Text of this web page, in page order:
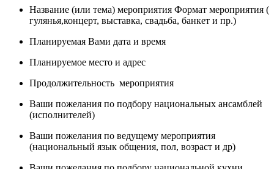
Название (или тема) мероприятия Формат мероприятия (
гулянья,концерт, выставка, свадьба, банкет и пр.)
Планируемая Вами дата и время
Планируемое место и адрес
Продолжительность мероприятия
Ваши пожелания по подбору национальных ансамблей
(исполнителей)
Ваши пожелания по ведущему мероприятия
(национальный язык общения, пол, возраст и др)